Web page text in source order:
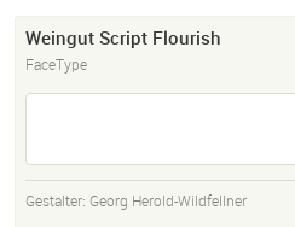
Weingut Script Flourish
FaceType
Gestalter: Georg Herold-Wildfellner